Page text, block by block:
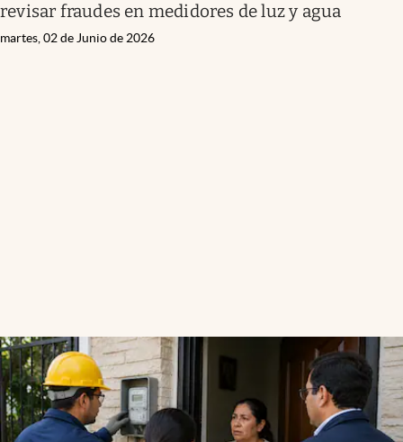
revisar fraudes en medidores de luz y agua
martes, 02 de Junio de 2026